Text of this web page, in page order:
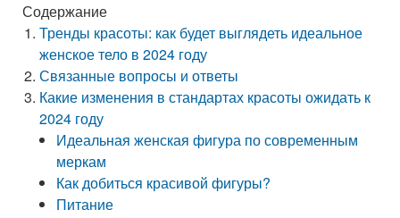
Содержание
Тренды красоты: как будет выглядеть идеальное
женское тело в 2024 году
Связанные вопросы и ответы
Какие изменения в стандартах красоты ожидать к
2024 году
Идеальная женская фигура по современным
меркам
Как добиться красивой фигуры?
Питание